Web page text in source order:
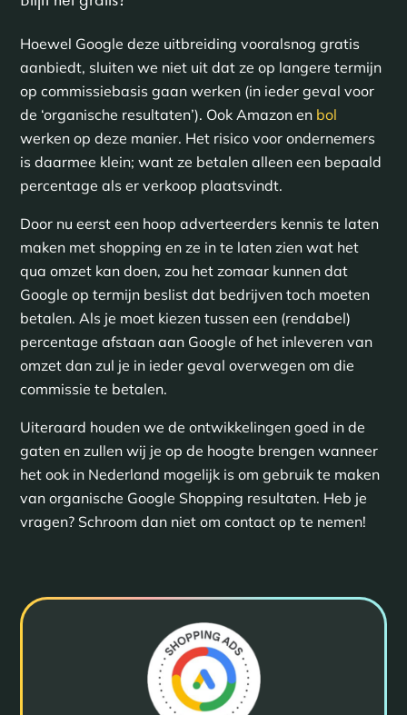
Hoewel Google deze uitbreiding vooralsnog gratis
aanbiedt, sluiten we niet uit dat ze op langere termijn
op commissiebasis gaan werken (in ieder geval voor
de ‘organische resultaten’). Ook Amazon en bol
werken op deze manier. Het risico voor ondernemers
is daarmee klein; want ze betalen alleen een bepaald
percentage als er verkoop plaatsvindt.
Door nu eerst een hoop adverteerders kennis te laten
maken met shopping en ze in te laten zien wat het
qua omzet kan doen, zou het zomaar kunnen dat
Google op termijn beslist dat bedrijven toch moeten
betalen. Als je moet kiezen tussen een (rendabel)
percentage afstaan aan Google of het inleveren van
omzet dan zul je in ieder geval overwegen om die
commissie te betalen.
Uiteraard houden we de ontwikkelingen goed in de
gaten en zullen wij je op de hoogte brengen wanneer
het ook in Nederland mogelijk is om gebruik te maken
van organische Google Shopping resultaten. Heb je
vragen? Schroom dan niet om contact op te nemen!